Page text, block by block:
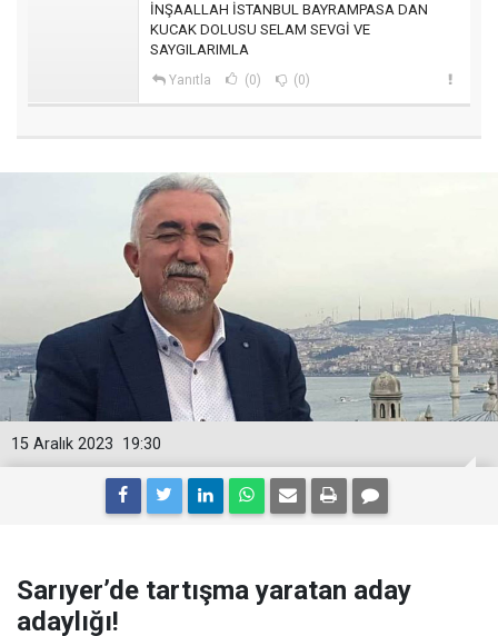
İNŞAALLAH İSTANBUL BAYRAMPASA DAN
KUCAK DOLUSU SELAM SEVGİ VE
SAYGILARIMLA
Yanıtla (0) (0)
19:30
15 Aralık 2023
Sarıyer’de tartışma yaratan aday
adaylığı!